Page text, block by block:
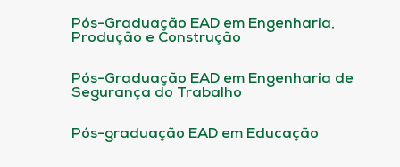
Pós-Graduação EAD em Engenharia,
Produção e Construção
Pós-Graduação EAD em Engenharia de
Segurança do Trabalho
Pós-graduação EAD em Educação